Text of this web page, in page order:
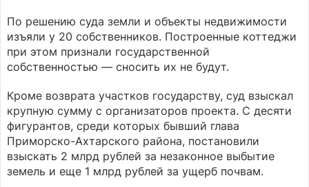
По решению суда земли и объекты недвижимости
изъяли у 20 собственников. Построенные коттеджи
при этом признали государственной
собственностью — сносить их не будут.
Кроме возврата участков государству, суд взыскал
крупную сумму с организаторов проекта. С десяти
фигурантов, среди которых бывший глава
Приморско-Ахтарского района, постановили
взыскать 2 млрд рублей за незаконное выбытие
земель и еще 1 млрд рублей за ущерб почвам.